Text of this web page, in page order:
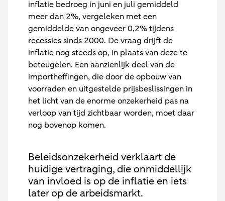
inflatie bedroeg in juni en juli gemiddeld
meer dan 2%, vergeleken met een
gemiddelde van ongeveer 0,2% tijdens
recessies sinds 2000. De vraag drijft de
inflatie nog steeds op, in plaats van deze te
beteugelen. Een aanzienlijk deel van de
importheffingen, die door de opbouw van
voorraden en uitgestelde prijsbeslissingen in
het licht van de enorme onzekerheid pas na
verloop van tijd zichtbaar worden, moet daar
nog bovenop komen.
Beleidsonzekerheid verklaart de
huidige vertraging, die onmiddellijk
van invloed is op de inflatie en iets
later op de arbeidsmarkt.